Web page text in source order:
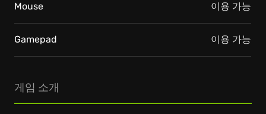
게임 소개
Mouse 이용 가능
Gamepad 이용 가능